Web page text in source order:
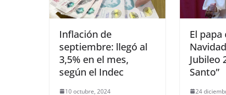
Inflación de
septiembre: llegó al
3,5% en el mes,
según el Indec
10 octubre, 2024
El
Jubileo
Santo”
24